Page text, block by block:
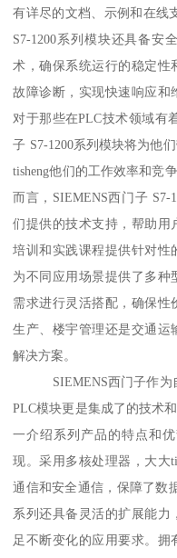
有详尽的文档、示例和在线
S7-1200系列模块还具备安
术，确保系统运行的稳定性
故障诊断，实现快速响应和
对于那些在PLC技术领域有
子 S7-1200系列模块将为他
tisheng他们的工作效率和竞
而言，SIEMENS西门子
们提供的技术支持，帮助用
培训和实践课程提供针对性
为不同应用场景提供了多种
需求进行灵活搭配，确保性
生产、楼宇管理还是交通运
解决方案。
SIEMENS西门子作为自
PLC模块更是集成了的技术
一介绍系列产品的特点和
现。采用多核处理器，大大
通信和安全通信，保障了数
系列还具备灵活的扩展能力
足不断变化的应用要求。拥